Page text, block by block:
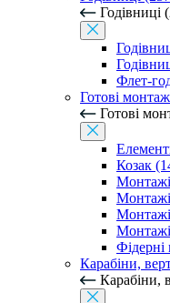
Годівниці
Флет-
Готові
Готові
Козак
Монтажі
Фідерні
Карабіни,
Карабіни,